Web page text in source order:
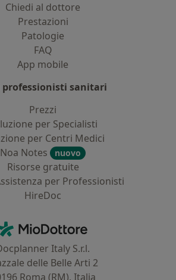
Chiedi al dottore
Prestazioni
Patologie
FAQ
App mobile
professionisti sanitari
Prezzi
per Specialisti
per Centri Medici
Noa Notes
nuovo
Risorse gratuite
per Professionisti
HireDoc
MioDottore - Homepage
Italy S.r.l.
delle Belle Arti 2
Roma (RM), Italia